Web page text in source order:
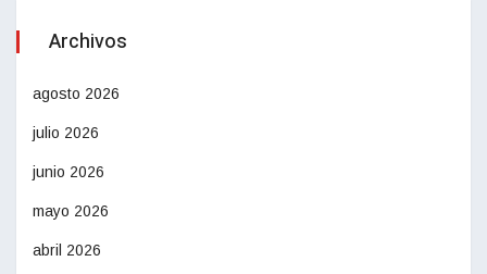
Archivos
agosto 2026
julio 2026
junio 2026
mayo 2026
abril 2026